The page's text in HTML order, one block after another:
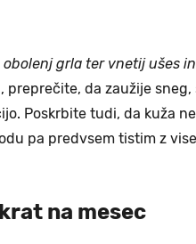
grla ter vnetij ušes
preprečite, da zaužije sneg,
Poskrbite tudi, da kuža
pa predvsem tistim z
na mesec